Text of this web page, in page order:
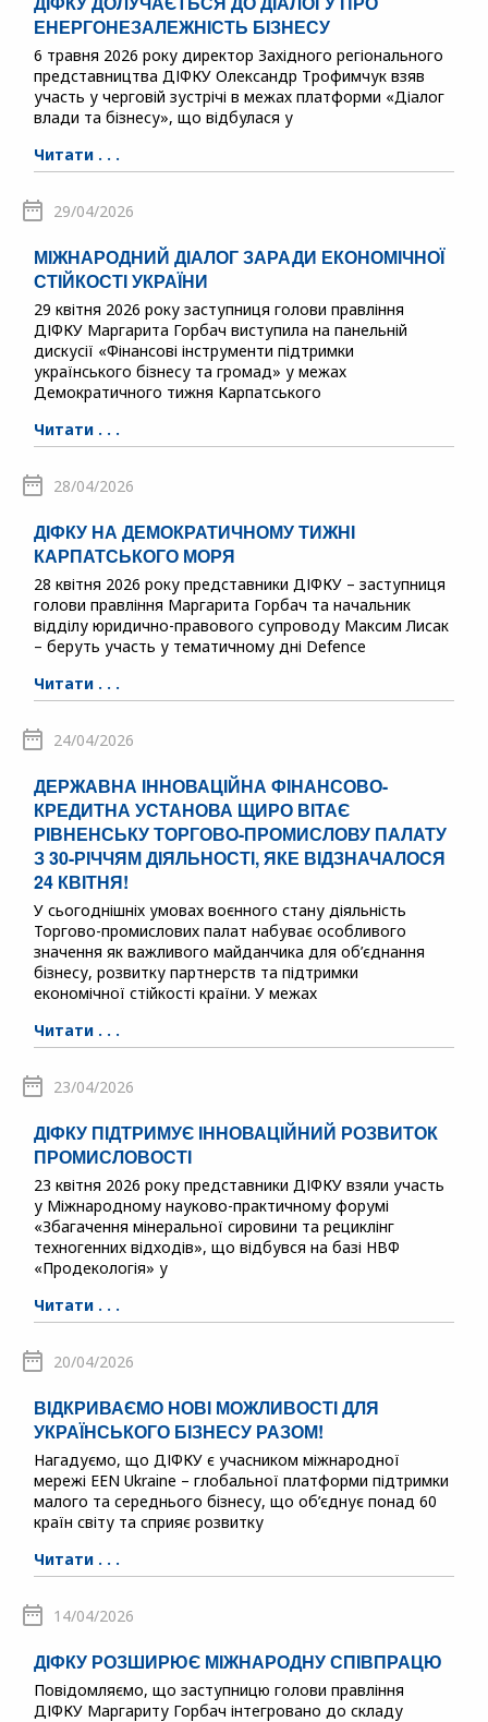
ЕНЕРГОНЕЗАЛЕЖНІСТЬ БІЗНЕСУ
6 травня 2026 року директор Західного регіонального
представництва ДІФКУ Олександр Трофимчук взяв
участь у черговій зустрічі в межах платформи «Діалог
влади та бізнесу», що відбулася у
Читати . . .
29/04/2026
МІЖНАРОДНИЙ ДІАЛОГ ЗАРАДИ ЕКОНОМІЧНОЇ
СТІЙКОСТІ УКРАЇНИ
29 квітня 2026 року заступниця голови правління
ДІФКУ Маргарита Горбач виступила на панельній
дискусії «Фінансові інструменти підтримки
українського бізнесу та громад» у межах
Демократичного тижня Карпатського
Читати . . .
28/04/2026
ДІФКУ НА ДЕМОКРАТИЧНОМУ ТИЖНІ
КАРПАТСЬКОГО МОРЯ
28 квітня 2026 року представники ДІФКУ – заступниця
голови правління Маргарита Горбач та начальник
відділу юридично-правового супроводу Максим Лисак
– беруть участь у тематичному дні Defence
Читати . . .
24/04/2026
ДЕРЖАВНА ІННОВАЦІЙНА ФІНАНСОВО-
КРЕДИТНА УСТАНОВА ЩИРО ВІТАЄ
РІВНЕНСЬКУ ТОРГОВО-ПРОМИСЛОВУ ПАЛАТУ
З 30-РІЧЧЯМ ДІЯЛЬНОСТІ, ЯКЕ ВІДЗНАЧАЛОСЯ
24 КВІТНЯ!
У сьогоднішніх умовах воєнного стану діяльність
Торгово-промислових палат набуває особливого
значення як важливого майданчика для об’єднання
бізнесу, розвитку партнерств та підтримки
економічної стійкості країни. У межах
Читати . . .
23/04/2026
ДІФКУ ПІДТРИМУЄ ІННОВАЦІЙНИЙ РОЗВИТОК
ПРОМИСЛОВОСТІ
23 квітня 2026 року представники ДІФКУ взяли участь
у Міжнародному науково-практичному форумі
«Збагачення мінеральної сировини та рециклінг
техногенних відходів», що відбувся на базі НВФ
«Продекологія» у
Читати . . .
20/04/2026
ВІДКРИВАЄМО НОВІ МОЖЛИВОСТІ ДЛЯ
УКРАЇНСЬКОГО БІЗНЕСУ РАЗОМ!
Нагадуємо, що ДІФКУ є учасником міжнародної
мережі EEN Ukraine – глобальної платформи підтримки
малого та середнього бізнесу, що об’єднує понад 60
країн світу та сприяє розвитку
Читати . . .
14/04/2026
ДІФКУ РОЗШИРЮЄ МІЖНАРОДНУ СПІВПРАЦЮ
Повідомляємо, що заступницю голови правління
ДІФКУ Маргариту Горбач інтегровано до складу